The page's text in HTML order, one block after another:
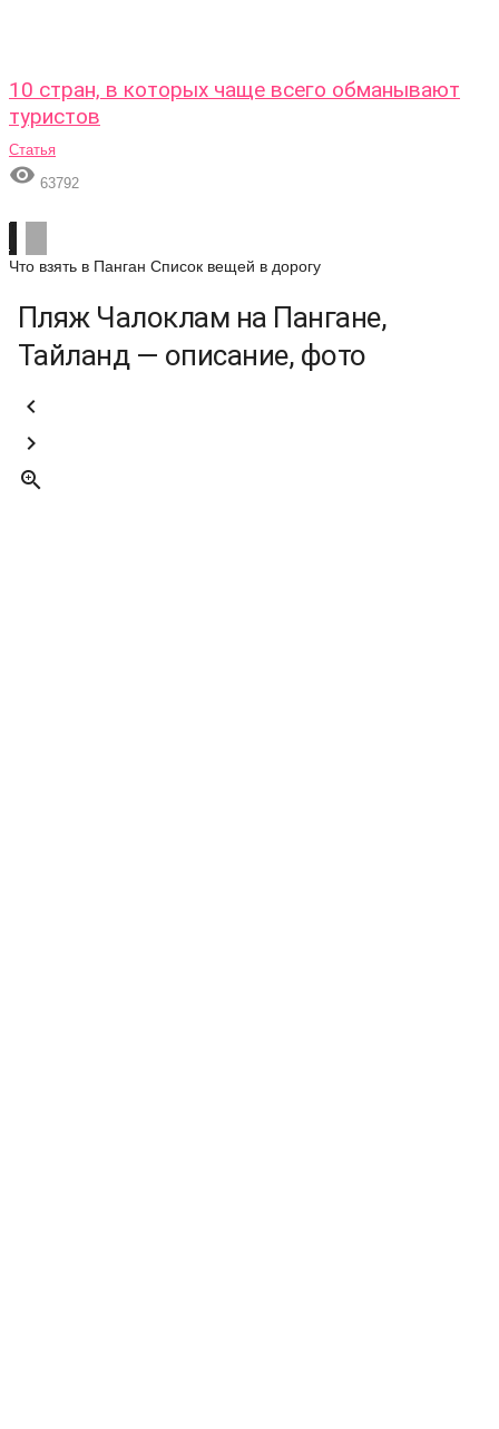
10 стран, в которых чаще всего обманывают
туристов
Статья
 63792
Что взять в Панган Список вещей в дорогу
Пляж Чалоклам на Пангане,
Тайланд — описание, фото


